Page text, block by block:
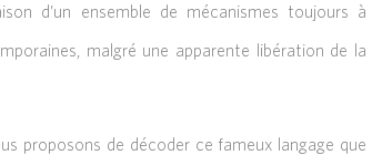
d’un ensemble de mécanismes toujours à
malgré une apparente libération de la
proposons de décoder ce fameux langage que